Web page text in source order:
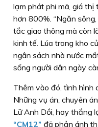
lạm phát phi mã, giá
hơn 800%. “Ngăn
tắc giao thông mà còn
kinh tế. Lúa trong kho
ngân sách nhà nước
sống người dân ngày
Thêm vào đó, tình hình
Những vụ án, chuyên
Lữ Anh Dồi, hay thắng
“CM12” đã phản ánh